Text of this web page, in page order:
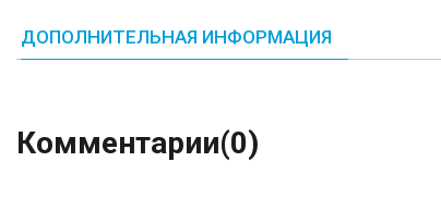
ДОПОЛНИТЕЛЬНАЯ ИНФОРМАЦИЯ
Комментарии(0)